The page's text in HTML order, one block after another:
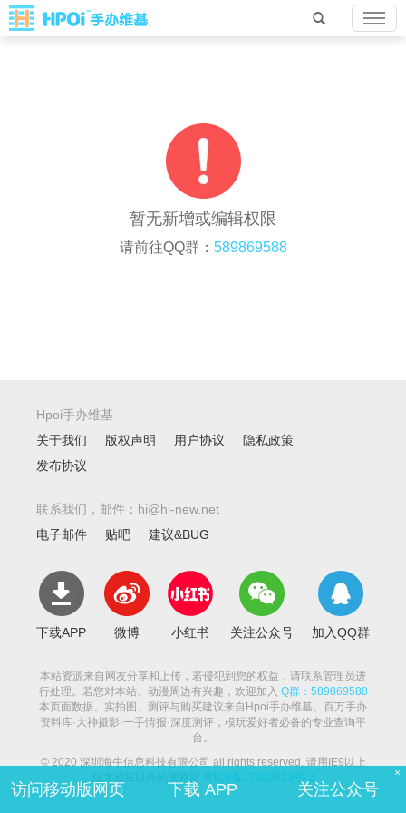
暂无新增或编辑权限
请前往QQ群： 589869588
Hpoi手办维基
关于我们
版权声明 用户协议
隐私政策
发布协议
联系我们，邮件：hi@hi-new.net
电子邮件
贴吧 建议&BUG
下载APP 微博 小红书 关注公众号 加入QQ群
本站资源来自网友分享和上传，若侵犯到您的权益，请联系管理员进
行处理。若您对本站、动漫周边有兴趣，欢迎加入 Q群：589869588
本页面数据、实拍图、测评与购买建议来自Hpoi手办维基。百万手办
资料库·大神摄影·一手情报·深度测评，模玩爱好者必备的专业查询平
台。
© 2020 深圳海牛信息科技有限公司 all rights reserved. 请用IE9以上
粤ICP备17032623号-2
访问移动版网页 下载 APP 关注公众号
×